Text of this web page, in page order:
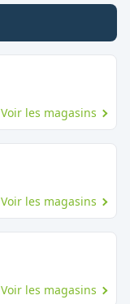
Voir les magasins
Voir les magasins
Voir les magasins